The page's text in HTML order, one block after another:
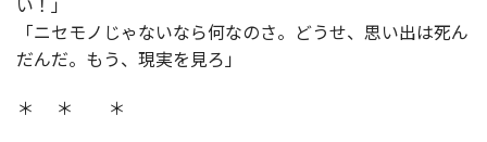
「ニセモノじゃないなら何なのさ。どうせ、思い出は死ん
だんだ。もう、現実を見ろ」
＊ ＊ ＊